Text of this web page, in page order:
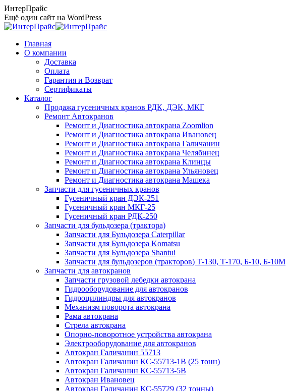
Перейти
к
содержанию
ИнтерПрайс
Ещё один сайт на WordPress
Главная
О компании
Доставка
Оплата
Гарантия и Возврат
Сертификаты
Каталог
Продажа гусеничных кранов РДК, ДЭК, МКГ
Ремонт Автокранов
Ремонт и Диагностика автокрана Zoomlion
Ремонт и Диагностика автокрана Ивановец
Ремонт и Диагностика автокрана Галичанин
Ремонт и Диагностика автокрана Челябинец
Ремонт и Диагностика автокрана Клинцы
Ремонт и Диагностика автокрана Ульяновец
Ремонт и Диагностика автокрана Машека
Запчасти для гусеничных кранов
Гусеничный кран ДЭК-251
Гусеничный кран МКГ-25
Гусеничный кран РДК-250
Запчасти для бульдозера (трактора)
Запчасти для Бульдозера Caterpillar
Запчасти для Бульдозера Komatsu
Запчасти для Бульдозера Shantui
Запчасти для бульдозеров (тракторов) Т-130, Т-170, Б-10, Б-10М
Запчасти для автокранов
Запчасти грузовой лебедки автокрана
Гидрооборудование для автокранов
Гидроцилиндры для автокранов
Механизм поворота автокрана
Рама автокрана
Стрела автокрана
Опорно-поворотное устройства автокрана
Электрооборудование для автокранов
Автокран Галичанин 55713
Автокран Галичанин КС-55713-1В (25 тонн)
Автокран Галичанин КС-55713-5В
Автокран Ивановец
Автокран Галичанин КС-55729 (32 тонны)